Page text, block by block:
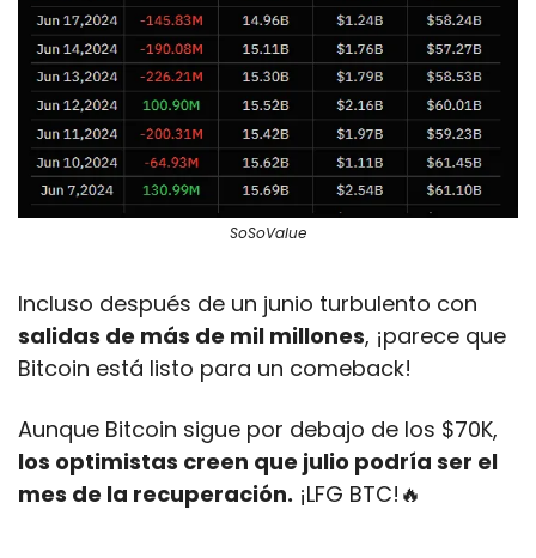
SoSoValue
salidas de más de mil millones, ¡parece que
Bitcoin está listo para un comeback!
los optimistas creen que julio podría ser el
mes de la recuperación. ¡LFG BTC! 🔥